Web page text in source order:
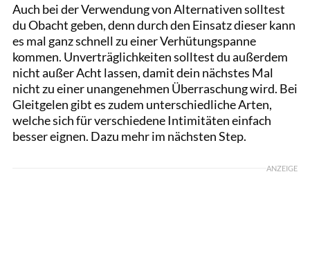
Auch bei der Verwendung von Alternativen solltest
du Obacht geben, denn durch den Einsatz dieser kann
es mal ganz schnell zu einer Verhütungspanne
kommen. Unverträglichkeiten solltest du außerdem
nicht außer Acht lassen, damit dein nächstes Mal
nicht zu einer unangenehmen Überraschung wird. Bei
Gleitgelen gibt es zudem unterschiedliche Arten,
welche sich für verschiedene Intimitäten einfach
besser eignen. Dazu mehr im nächsten Step.
ANZEIGE